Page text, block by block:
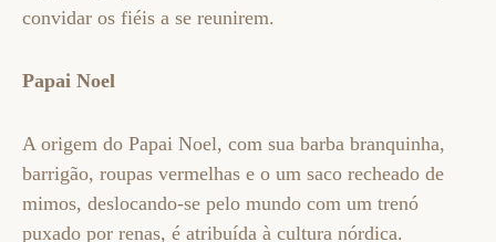
convidar os fiéis a se reunirem.
Papai Noel
A origem do Papai Noel, com sua barba branquinha,
barrigão, roupas vermelhas e o um saco recheado de
mimos, deslocando-se pelo mundo com um trenó
puxado por renas, é atribuída à cultura nórdica.